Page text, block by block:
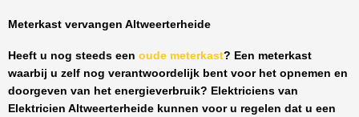
Meterkast vervangen Altweerterheide
Heeft u nog steeds een oude meterkast? Een meterkast
waarbij u zelf nog verantwoordelijk bent voor het opnemen en
doorgeven van het energieverbruik? Elektriciens van
Elektricien Altweerterheide kunnen voor u regelen dat u een